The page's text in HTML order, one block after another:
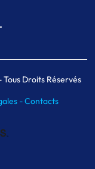
Droits Réservés
-Contacts